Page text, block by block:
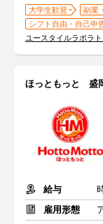
大学生歓迎 副業
シフト自由・自己申
ユースタイルラボラ
ほっともっと 盛
給与
雇用形態